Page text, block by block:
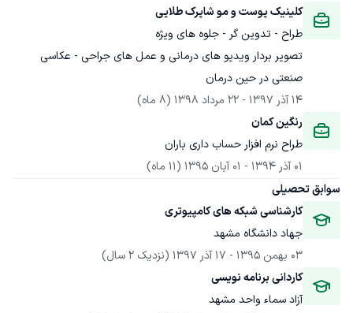
کلینیک پوست و مو شاپرک طلایی
تصویر بردار ویدیو های درمانی و عمل های جراحی - عکاسی
صنعتی در حین درمان
14 آذر 1397
- 22 مرداد 1398
(8 ماه)
رنگین کمان
طراح نرم افزار حساب داری باران
01 آذر 1394
- 01 آبان 1395
(11 ماه)
سوابق تحصیلی
کارشناسی شبکه های کامپیوتری
جهاد دانشگاه مشهد
03 بهمن 1395
- 17 آذر 1397
(نزدیک 2 سال)
کاردانی برنامه نویسی
آزاد سماء واحد مشهد